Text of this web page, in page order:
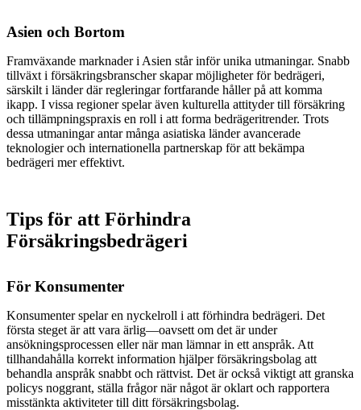
Asien och Bortom
Framväxande marknader i Asien står inför unika utmaningar. Snabb
tillväxt i försäkringsbranscher skapar möjligheter för bedrägeri,
särskilt i länder där regleringar fortfarande håller på att komma
ikapp. I vissa regioner spelar även kulturella attityder till försäkring
och tillämpningspraxis en roll i att forma bedrägeritrender. Trots
dessa utmaningar antar många asiatiska länder avancerade
teknologier och internationella partnerskap för att bekämpa
bedrägeri mer effektivt.
Tips för att Förhindra
Försäkringsbedrägeri
För Konsumenter
Konsumenter spelar en nyckelroll i att förhindra bedrägeri. Det
första steget är att vara ärlig—oavsett om det är under
ansökningsprocessen eller när man lämnar in ett anspråk. Att
tillhandahålla korrekt information hjälper försäkringsbolag att
behandla anspråk snabbt och rättvist. Det är också viktigt att granska
policys noggrant, ställa frågor när något är oklart och rapportera
misstänkta aktiviteter till ditt försäkringsbolag.